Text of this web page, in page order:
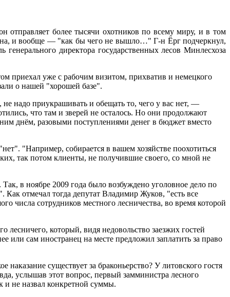
отправляет более тысячи охотников по всему миру, и в том
и вообще — "как бы чего не вышло…" Г-н Ёрг подчеркнул,
директора государственных лесов Минлесхоза
приехал уже с рабочим визитом, прихватив и немецкого
о нашей "хорошей базе".
надо приукрашивать и обещать то, чего у вас нет, —
что там и зверей не осталось. Но они продолжают
днём, разовыми поступлениями денег в бюджет вместо
"Например, собирается в вашем хозяйстве поохотиться
так потом клиенты, не получившие своего, со мной не
в ноябре 2009 года было возбуждено уголовное дело по
Как отмечал тогда депутат Владимир Жуков, "есть все
числа сотрудников местного лесничества, во время которой
который, видя недовольство заезжих гостей
или сам иностранец на месте предложил заплатить за право
существует за браконьерство? У литовского гостя
услышав этот вопрос, первый замминистра лесного
и не назвал конкретной суммы.